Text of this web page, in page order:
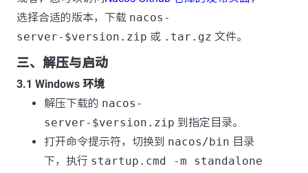
选择合适的版本，下载 nacos-
server-$version.zip 或 .tar.gz 文件。
三、解压与启动
3.1 Windows 环境
解压下载的 nacos-
server-$version.zip 到指定目录。
打开命令提示符，切换到 nacos/bin 目录
下，执行 startup.cmd -m standalone